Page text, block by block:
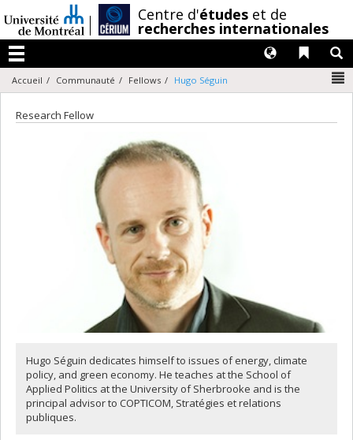
au
contenu
Centre d'études et de
recherches internationales
Menu
Liens
Langues
Accueil Communauté Fellows Hugo Séguin
Research Fellow
Hugo Séguin dedicates himself to issues of energy, climate
policy, and green economy. He teaches at the School of
Applied Politics at the University of Sherbrooke and is the
principal advisor to COPTICOM, Stratégies et relations
publiques.